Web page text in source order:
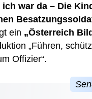
war da – Die
ein „Österreich
„Führen,
Offizier“.